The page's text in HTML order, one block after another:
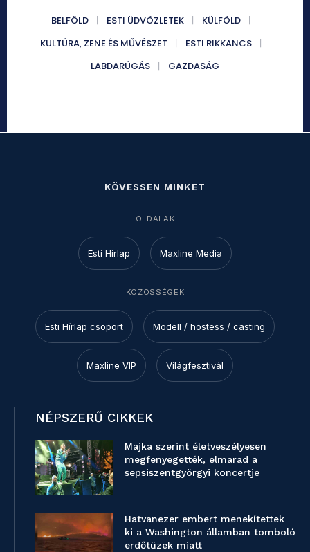
BELFÖLD ESTI ÜDVÖZLETEK
KÜLFÖLD
KULTÚRA, ZENE ÉS MŰVÉSZET
ESTI RIKKANCS
LABDARÚGÁS
GAZDASÁG
KÖVESSEN MINKET
OLDALAK
Esti Hírlap Maxline Media
KÖZÖSSÉGEK
Esti Hírlap csoport Modell / hostess / casting
Maxline VIP Világfesztivál
NÉPSZERŰ CIKKEK
Majka szerint életveszélyesen
megfenyegették, elmarad a
sepsiszentgyörgyi koncertje
Hatvanezer embert menekítettek
ki a Washington államban tomboló
erdőtüzek miatt